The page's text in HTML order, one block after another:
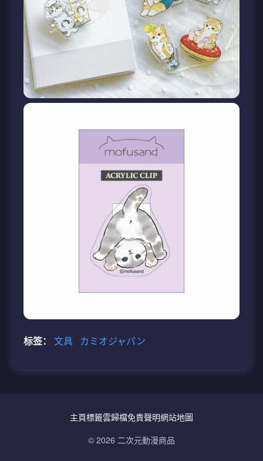
标签： 文具 カミオジャパン
主頁標籤雲歸檔免責聲明網站地圖
© 2026 二次元動漫商品